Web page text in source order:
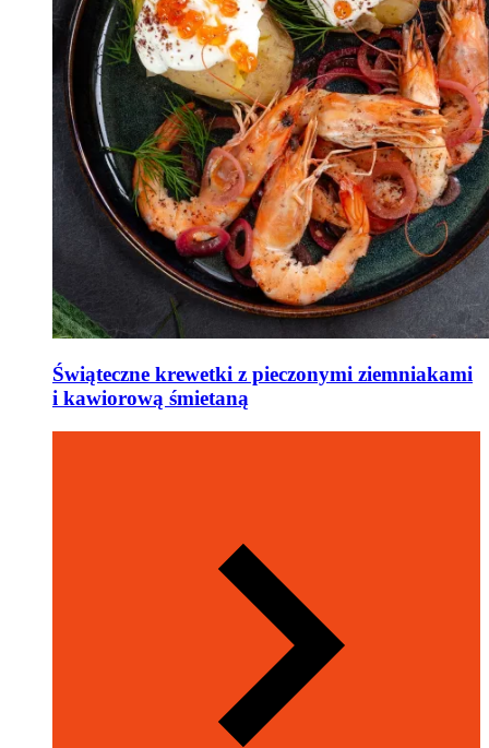
Świąteczne krewetki z pieczonymi ziemniakami
i kawiorową śmietaną